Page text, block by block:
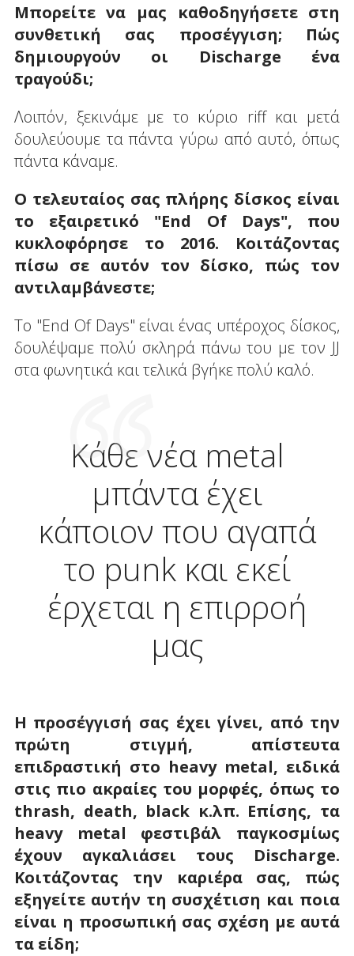
Μπορείτε να μας καθοδηγήσετε στη
συνθετική σας προσέγγιση; Πώς
δημιουργούν οι Discharge ένα
τραγούδι;
Λοιπόν, ξεκινάμε με το κύριο riff και μετά
δουλεύουμε τα πάντα γύρω από αυτό, όπως
πάντα κάναμε.
Ο τελευταίος σας πλήρης δίσκος είναι
το εξαιρετικό "End
Of
Days", που
κυκλοφόρησε το 2016. Κοιτάζοντας
πίσω σε αυτόν τον δίσκο, πώς τον
αντιλαμβάνεστε;
Το "End Of Days" είναι ένας υπέροχος δίσκος,
δουλέψαμε πολύ σκληρά πάνω του με τον JJ
στα φωνητικά και τελικά βγήκε πολύ καλό.
Κάθε νέα metal
μπάντα έχει
κάποιον που αγαπά
το punk και εκεί
έρχεται η επιρροή
μας
Η προσέγγισή σας έχει γίνει, από την
πρώτη στιγμή, απίστευτα
επιδραστική στο heavy metal, ειδικά
στις πιο ακραίες του μορφές, όπως το
thrash, death, black κ.λπ. Επίσης, τα
heavy
metal φεστιβάλ παγκοσμίως
έχουν αγκαλιάσει τους Discharge.
Κοιτάζοντας την καριέρα σας, πώς
εξηγείτε αυτήν τη συσχέτιση και ποια
είναι η προσωπική σας σχέση με αυτά
τα είδη;